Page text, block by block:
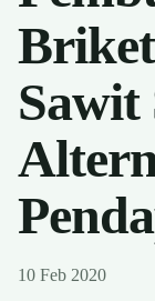
Sawit
10 Feb 2020